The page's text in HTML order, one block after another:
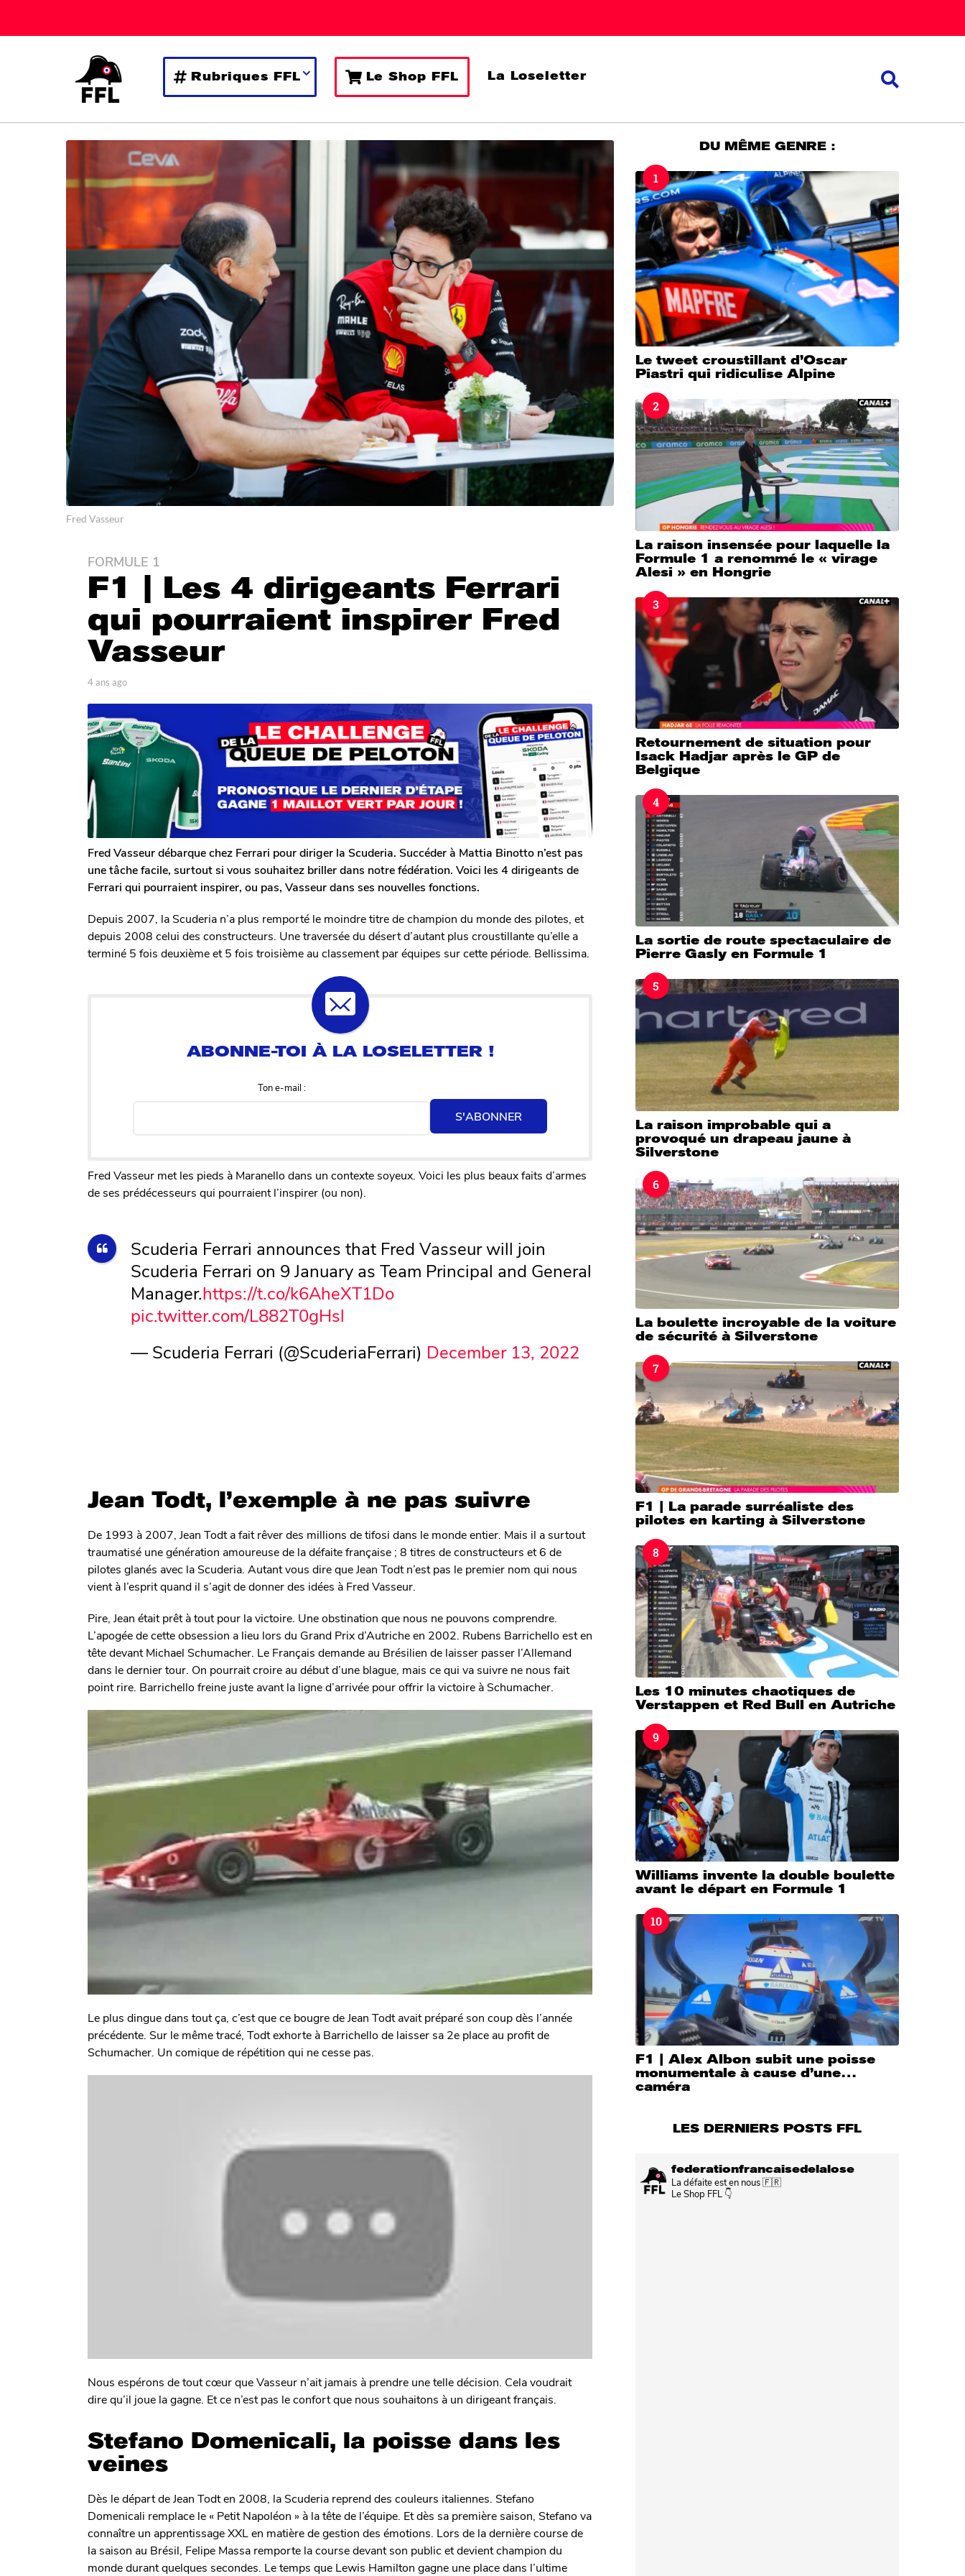
Rubriques FFL Le Shop FFL La Loseletter
Fred Vasseur
4
a
n
s
a
g
4
n
s
a
g
o
FORMULE 1
F1 | Les 4 dirigeants Ferrari
qui pourraient inspirer Fred
Vasseur
p
r
T
o
m
G
a
l
e
r
o
n
4 ans ago
s
a
o
Fred Vasseur débarque chez Ferrari pour diriger la Scuderia. Succéder à Mattia Binotto n’est pas
une tâche facile, surtout si vous souhaitez briller dans notre fédération. Voici les 4 dirigeants de
Ferrari qui pourraient inspirer, ou pas, Vasseur dans ses nouvelles fonctions.
Depuis 2007, la Scuderia n’a plus remporté le moindre titre de champion du monde des pilotes, et
depuis 2008 celui des constructeurs. Une traversée du désert d’autant plus croustillante qu’elle a
terminé 5 fois deuxième et 5 fois troisième au classement par équipes sur cette période. Bellissima.
Ton e-mail :
S'ABONNER
Fred Vasseur met les pieds à Maranello dans un contexte soyeux. Voici les plus beaux faits d’armes
de ses prédécesseurs qui pourraient l’inspirer (ou non).
Scuderia Ferrari announces that Fred Vasseur will join
Scuderia Ferrari on 9 January as Team Principal and General
Manager.https://t.co/k6AheXT1Do
pic.twitter.com/L882T0gHsl
— Scuderia Ferrari (@ScuderiaFerrari) December 13, 2022
Jean Todt, l’exemple à ne pas suivre
De 1993 à 2007, Jean Todt a fait rêver des millions de tifosi dans le monde entier. Mais il a surtout
traumatisé une génération amoureuse de la défaite française ; 8 titres de constructeurs et 6 de
pilotes glanés avec la Scuderia. Autant vous dire que Jean Todt n’est pas le premier nom qui nous
vient à l’esprit quand il s’agit de donner des idées à Fred Vasseur.
Pire, Jean était prêt à tout pour la victoire. Une obstination que nous ne pouvons comprendre.
L’apogée de cette obsession a lieu lors du Grand Prix d’Autriche en 2002. Rubens Barrichello est en
tête devant Michael Schumacher. Le Français demande au Brésilien de laisser passer l’Allemand
dans le dernier tour. On pourrait croire au début d’une blague, mais ce qui va suivre ne nous fait
point rire. Barrichello freine juste avant la ligne d’arrivée pour offrir la victoire à Schumacher.
Le plus dingue dans tout ça, c’est que ce bougre de Jean Todt avait préparé son coup dès l’année
précédente. Sur le même tracé, Todt exhorte à Barrichello de laisser sa 2e place au profit de
Schumacher. Un comique de répétition qui ne cesse pas.
Nous espérons de tout cœur que Vasseur n’ait jamais à prendre une telle décision. Cela voudrait
dire qu’il joue la gagne. Et ce n’est pas le confort que nous souhaitons à un dirigeant français.
Stefano Domenicali, la poisse dans les
veines
Dès le départ de Jean Todt en 2008, la Scuderia reprend des couleurs italiennes. Stefano
Domenicali remplace le « Petit Napoléon » à la tête de l’équipe. Et dès sa première saison, Stefano va
connaître un apprentissage XXL en matière de gestion des émotions. Lors de la dernière course de
la saison au Brésil, Felipe Massa remporte la course devant son public et devient champion du
monde durant quelques secondes. Le temps que Lewis Hamilton gagne une place dans l’ultime
DU MÊME GENRE :
1
Le tweet croustillant d’Oscar
Piastri qui ridiculise Alpine
2
La raison insensée pour laquelle la
Formule 1 a renommé le « virage
Alesi » en Hongrie
3
Retournement de situation pour
Isack Hadjar après le GP de
Belgique
4
La sortie de route spectaculaire de
Pierre Gasly en Formule 1
5
La raison improbable qui a
provoqué un drapeau jaune à
Silverstone
6
La boulette incroyable de la voiture
de sécurité à Silverstone
7
F1 | La parade surréaliste des
pilotes en karting à Silverstone
8
Les 10 minutes chaotiques de
Verstappen et Red Bull en Autriche
9
Williams invente la double boulette
avant le départ en Formule 1
10
F1 | Alex Albon subit une poisse
monumentale à cause d’une…
caméra
LES DERNIERS POSTS FFL
federationfrancaisedelalose
La défaite est en nous 🇫🇷
Le Shop FFL 👇